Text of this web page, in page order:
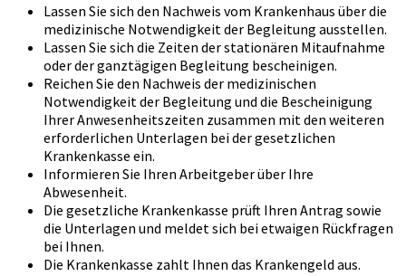
Lassen Sie sich den Nachweis vom Krankenhaus über die
medizinische Notwendigkeit der Begleitung ausstellen.
Lassen Sie sich die Zeiten der stationären Mitaufnahme
oder der ganztägigen Begleitung bescheinigen.
Reichen Sie den Nachweis der medizinischen
Notwendigkeit der Begleitung und die Bescheinigung
Ihrer Anwesenheitszeiten zusammen mit den weiteren
erforderlichen Unterlagen bei der gesetzlichen
Krankenkasse ein.
Informieren Sie Ihren Arbeitgeber über Ihre
Abwesenheit.
Die gesetzliche Krankenkasse prüft Ihren Antrag sowie
die Unterlagen und meldet sich bei etwaigen Rückfragen
bei Ihnen.
Die Krankenkasse zahlt Ihnen das Krankengeld aus.